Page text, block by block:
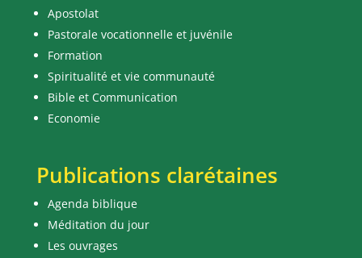
Apostolat
Pastorale vocationnelle et juvénile
Formation
Spiritualité et vie communauté
Bible et Communication
Economie
Publications clarétaines
Agenda biblique
Méditation du jour
Les ouvrages